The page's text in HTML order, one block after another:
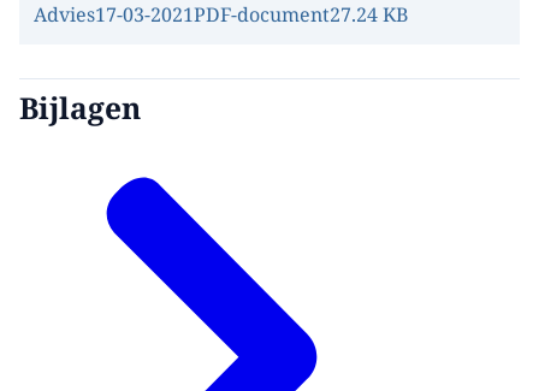
Advies17-03-2021PDF-document27.24 KB
Bijlagen